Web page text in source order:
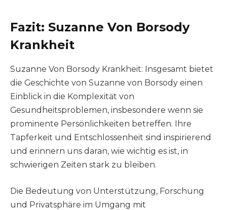
Fazit: Suzanne Von Borsody
Krankheit
Suzanne Von Borsody Krankheit: Insgesamt bietet
die Geschichte von Suzanne von Borsody einen
Einblick in die Komplexität von
Gesundheitsproblemen, insbesondere wenn sie
prominente Persönlichkeiten betreffen. Ihre
Tapferkeit und Entschlossenheit sind inspirierend
und erinnern uns daran, wie wichtig es ist, in
schwierigen Zeiten stark zu bleiben.
Die Bedeutung von Unterstützung, Forschung
und Privatsphäre im Umgang mit